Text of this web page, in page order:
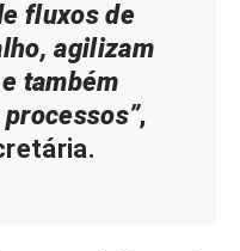
fluxos de
agilizam
também
,